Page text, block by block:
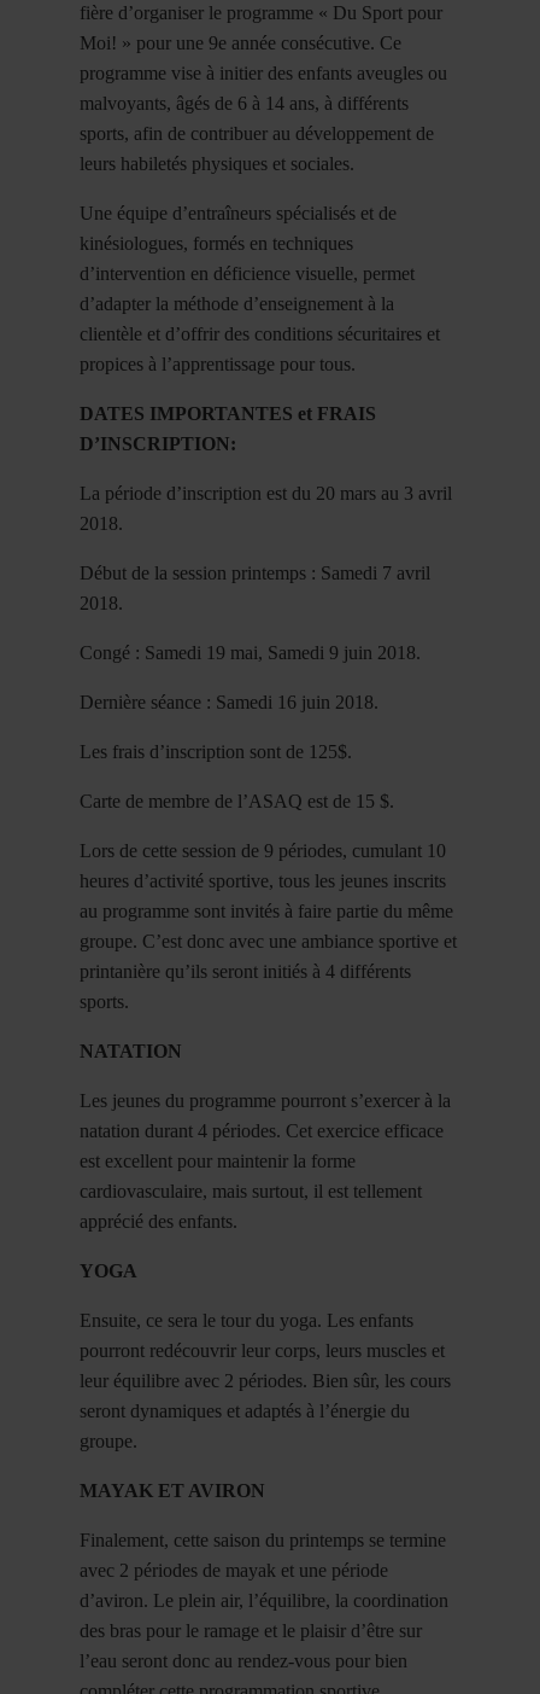
fière d’organiser le programme « Du Sport pour
Moi! » pour une 9e année consécutive. Ce
programme vise à initier des enfants aveugles ou
malvoyants, âgés de 6 à 14 ans, à différents
sports, afin de contribuer au développement de
leurs habiletés physiques et sociales.
Une équipe d’entraîneurs spécialisés et de
kinésiologues, formés en techniques
d’intervention en déficience visuelle, permet
d’adapter la méthode d’enseignement à la
clientèle et d’offrir des conditions sécuritaires et
propices à l’apprentissage pour tous.
DATES IMPORTANTES et FRAIS
D’INSCRIPTION:
La période d’inscription est du 20 mars au 3 avril
2018.
Début de la session printemps : Samedi 7 avril
2018.
Congé : Samedi 19 mai, Samedi 9 juin 2018.
Dernière séance : Samedi 16 juin 2018.
Les frais d’inscription sont de 125$.
Carte de membre de l’ASAQ est de 15 $.
Lors de cette session de 9 périodes, cumulant 10
heures d’activité sportive, tous les jeunes inscrits
au programme sont invités à faire partie du même
groupe. C’est donc avec une ambiance sportive et
printanière qu’ils seront initiés à 4 différents
sports.
NATATION
Les jeunes du programme pourront s’exercer à la
natation durant 4 périodes. Cet exercice efficace
est excellent pour maintenir la forme
cardiovasculaire, mais surtout, il est tellement
apprécié des enfants.
YOGA
Ensuite, ce sera le tour du yoga. Les enfants
pourront redécouvrir leur corps, leurs muscles et
leur équilibre avec 2 périodes. Bien sûr, les cours
seront dynamiques et adaptés à l’énergie du
groupe.
MAYAK ET AVIRON
Finalement, cette saison du printemps se termine
avec 2 périodes de mayak et une période
d’aviron. Le plein air, l’équilibre, la coordination
des bras pour le ramage et le plaisir d’être sur
l’eau seront donc au rendez-vous pour bien